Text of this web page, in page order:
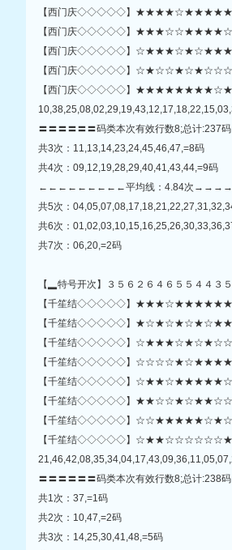
【西门庆◇◇◇◇◇】
【西门庆◇◇◇◇◇】
【西门庆◇◇◇◇◇】
【西门庆◇◇◇◇◇】
【西门庆◇◇◇◇◇】
〓〓〓〓〓〓码类本次有效行数8;总计:237
共3次：11,13,14,23,24,45,46,47,=8码
共4次：09,12,19,28,29,40,41,43,44,=9码
←←←←←←←←←平均线：4.84次
共5次：
共6次：
共7次：06,20,=2码
【▂特号开次】３５６２６４６５５４４３
【千笙结◇◇◇◇◇】
【千笙结◇◇◇◇◇】
【千笙结◇◇◇◇◇】
【千笙结◇◇◇◇◇】
【千笙结◇◇◇◇◇】
【千笙结◇◇◇◇◇】
【千笙结◇◇◇◇◇】
【千笙结◇◇◇◇◇】
〓〓〓〓〓〓码类本次有效行数8;总计:238
共1次：37,=1码
共2次：10,47,=2码
共3次：14,25,30,41,48,=5码